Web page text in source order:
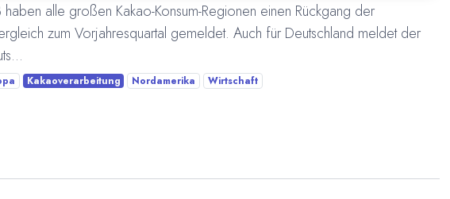
alle großen Kakao-Konsum-Regionen einen Rückgang der
zum Vorjahresquartal gemeldet. Auch für Deutschland meldet der
Kakaoverarbeitung Nordamerika Wirtschaft